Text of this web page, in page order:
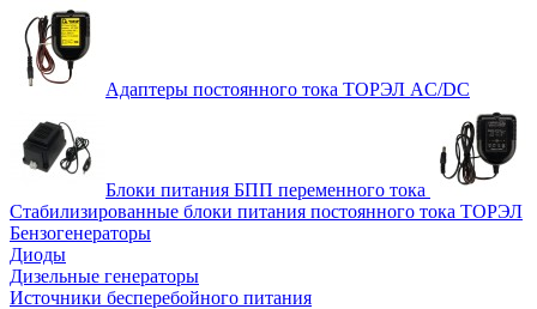
Адаптеры постоянного тока ТОРЭЛ AC/DC
Блоки питания БПП переменного тока
Стабилизированные блоки питания постоянного тока ТОРЭЛ
Бензогенераторы
Диоды
Дизельные генераторы
Источники бесперебойного питания